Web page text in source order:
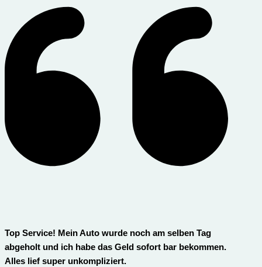
Top Service! Mein Auto wurde noch am selben Tag
abgeholt und ich habe das Geld sofort bar bekommen.
Alles lief super unkompliziert.